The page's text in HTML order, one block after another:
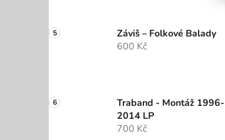
Záviš – Folkové Balady
600 Kč
Traband - Montáž 1996-
2014 LP
700 Kč